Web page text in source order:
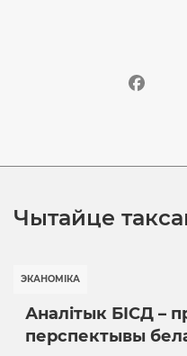
Facebook
Чытайце
ЭКАНОМІКА
Аналітык БІСД –
перспектывы